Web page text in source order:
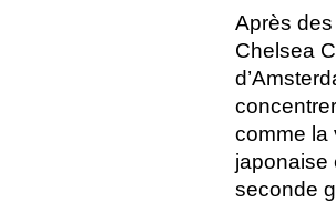
Après
Chelsea
comme la
japonaise
seconde